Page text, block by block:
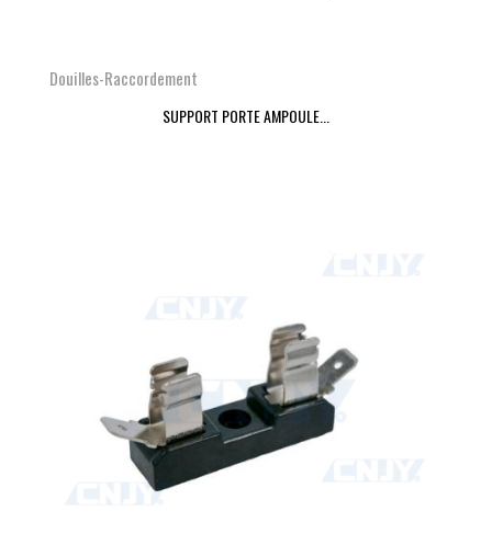
Douilles-Raccordement
SUPPORT PORTE AMPOULE...